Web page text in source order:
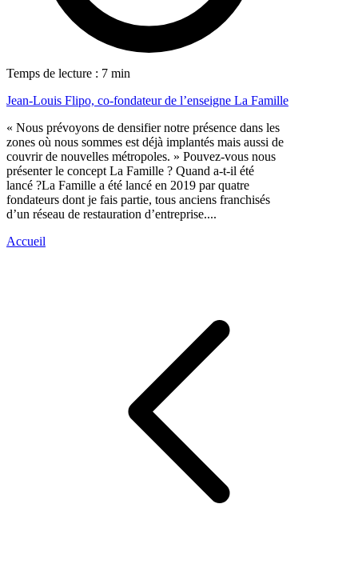
Temps de lecture : 7 min
Jean-Louis Flipo, co-fondateur de l’enseigne La Famille
« Nous prévoyons de densifier notre présence dans les
zones où nous sommes est déjà implantés mais aussi de
couvrir de nouvelles métropoles. » Pouvez-vous nous
présenter le concept La Famille ? Quand a-t-il été
lancé ?La Famille a été lancé en 2019 par quatre
fondateurs dont je fais partie, tous anciens franchisés
d’un réseau de restauration d’entreprise....
Accueil